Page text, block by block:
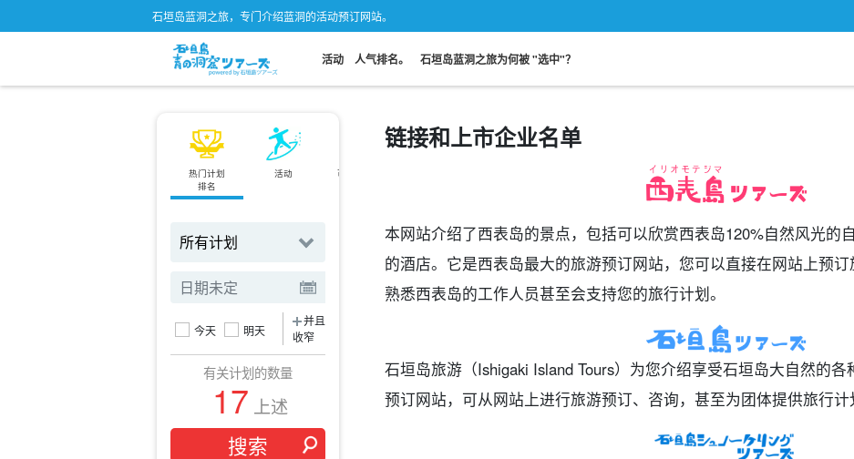
石垣岛蓝洞之旅，专门介绍蓝洞的活动预订网站。
活动 人气排名。 石垣岛蓝洞之旅为何被 "选中"？
热门计划
排名
活动
可当天预订
接送计划
设计图
今天 明天
并且
收窄
有关计划的数量
17 上述
链接和上市企业名单
本网站介绍了西表岛的景点，包括可以欣赏西表岛120%自然风光的
的酒店。它是西表岛最大的旅游预订网站，您可以直接在网站上预订
熟悉西表岛的工作人员甚至会支持您的旅行计划。
石垣岛旅游（Ishigaki Island Tours）为您介绍享受石垣岛大自然的
预订网站，可从网站上进行旅游预订、咨询，甚至为团体提供旅行计